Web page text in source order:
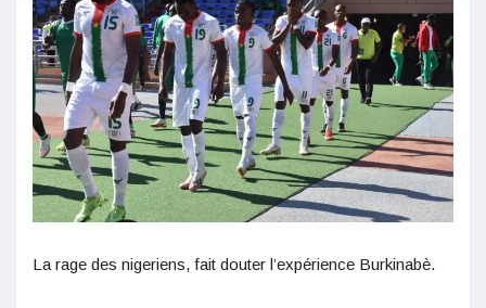
La rage des nigeriens, fait douter l’expérience Burkinabè.